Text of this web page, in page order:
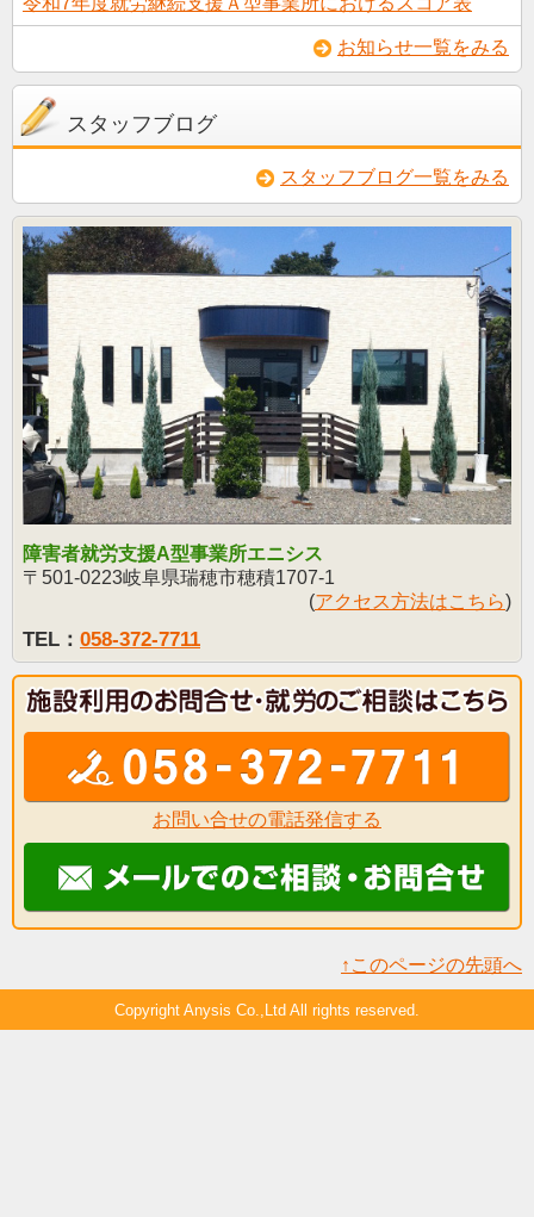
お知らせ一覧をみる
スタッフブログ
スタッフブログ一覧をみる
障害者就労支援A型事業所エニシス
〒501-0223岐阜県瑞穂市穂積1707-1
(アクセス方法はこちら)
TEL： 058-372-7711
お問い合せの電話発信する
↑このページの先頭へ
Copyright Anysis Co.,Ltd All rights reserved.